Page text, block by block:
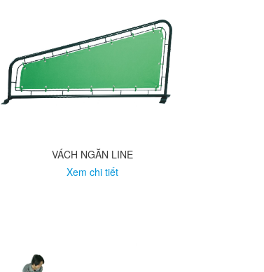
VÁCH NGĂN LINE
Xem chi tiết